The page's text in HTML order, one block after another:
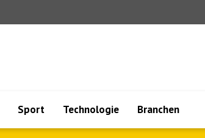
Sport Technologie Branchen